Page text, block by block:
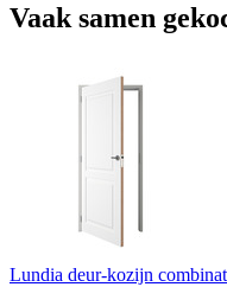
Vaak samen
Lundia deur-kozijn